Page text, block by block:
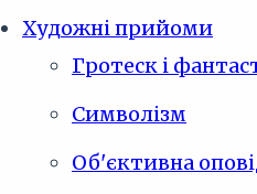
Художні прийоми
Гротеск і
Символізм
Об'єктивна